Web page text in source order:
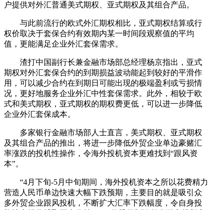
户提供对外汇普通美式期权、亚式期权及其组合产品。
与此前流行的欧式外汇期权相比，亚式期权结算或行
权价取决于套保合约有效期内某一时间段观察值的平均
值，更能满足企业外汇套保需求。
渣打中国副行长兼金融市场部总经理杨京指出，亚式
期权对外汇套保合约的到期损益波动能起到较好的平滑作
用，可以减少合约在到期日可能出现的极端盈利或亏损情
况，更好地服务企业外汇中性套保需求。此外，相较于欧
式和美式期权，亚式期权的期权费更低，可以进一步降低
企业外汇套保成本。
多家银行金融市场部人士直言，美式期权、亚式期权
及其组合产品的推出，将进一步降低外贸企业单边豪赌汇
率涨跌的投机性操作，令海外投机资本更难找到“跟风资
本”。
“4月下旬-5月中旬期间，海外投机资本之所以花费精力
营造人民币单边快速大幅下跌预期，主要目的就是吸引众
多外贸企业跟风投机，不断扩大汇率下跌幅度，令自身投